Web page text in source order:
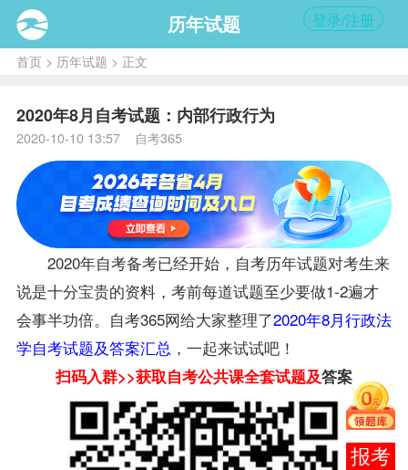
在线
历年试题 登录/注册
首页> 历年试题 > 正文
2020年8月自考试题：内部行政行为
2020-10-10 13:57 自考365
2020年自考备考已经开始，自考历年试题对考生来
说是十分宝贵的资料，考前每道试题至少要做1-2遍才
会事半功倍。自考365网给大家整理了2020年8月行政法
学自考试题及答案汇总 ，一起来试试吧！
扫码入群>>获取自考公共课全套试题及答案